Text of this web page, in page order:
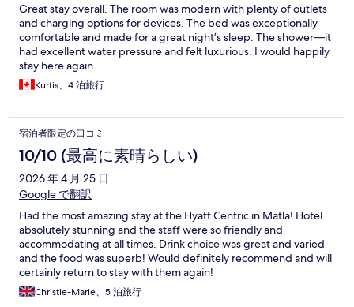
Great stay overall. The room was modern with plenty of outlets
and charging options for devices. The bed was exceptionally
comfortable and made for a great night’s sleep. The shower—it
had excellent water pressure and felt luxurious. I would happily
stay here again.
Kurtis、4 泊旅行
宿泊者限定の口コミ
10/10 (最高に素晴らしい)
2026 年 4 月 25 日
Google で翻訳
Had the most amazing stay at the Hyatt Centric in Matla! Hotel
absolutely stunning and the staff were so friendly and
accommodating at all times. Drink choice was great and varied
and the food was superb! Would definitely recommend and will
certainly return to stay with them again!
Christie-Marie、5 泊旅行